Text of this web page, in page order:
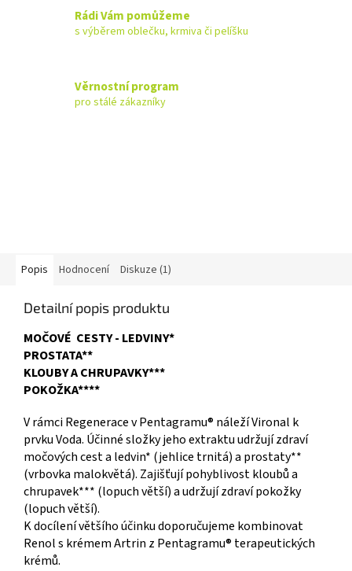
Rádi Vám pomůžeme
s výběrem oblečku, krmiva či pelíšku
Věrnostní program
pro stálé zákazníky
Popis Hodnocení Diskuze (1)
Detailní popis produktu
MOČOVÉ CESTY - LEDVINY*
PROSTATA**
KLOUBY A CHRUPAVKY***
POKOŽKA****
V rámci Regenerace v Pentagramu® náleží Vironal k
prvku Voda. Účinné složky jeho extraktu udržují zdraví
močových cest a ledvin* (jehlice trnitá) a prostaty**
(vrbovka malokvětá). Zajišťují pohyblivost kloubů a
chrupavek*** (lopuch větší) a udržují zdraví pokožky
(lopuch větší).
K docílení většího účinku doporučujeme kombinovat
Renol s krémem Artrin z Pentagramu® terapeutických
krémů.